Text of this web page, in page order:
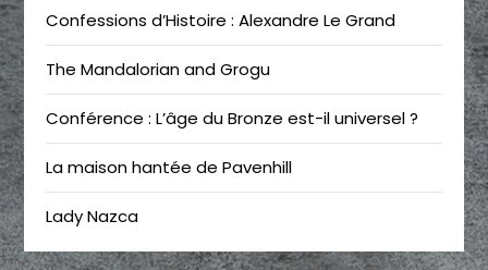
Confessions d’Histoire : Alexandre Le Grand
The Mandalorian and Grogu
Conférence : L’âge du Bronze est-il universel ?
La maison hantée de Pavenhill
Lady Nazca